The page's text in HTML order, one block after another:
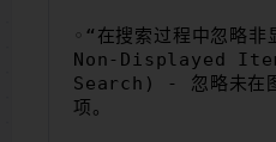
◦“在搜索过程中忽略
Non-Displayed
Search) - 忽略未在图
项。